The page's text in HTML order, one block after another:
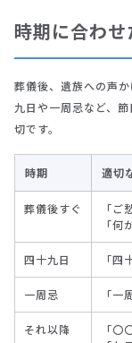
時期に合わ
葬儀後、遺族への声
九日や一周忌など、
切です。
時期 適切
葬儀後すぐ
「
「
四十九日 「
一周忌 「
それ以降
「